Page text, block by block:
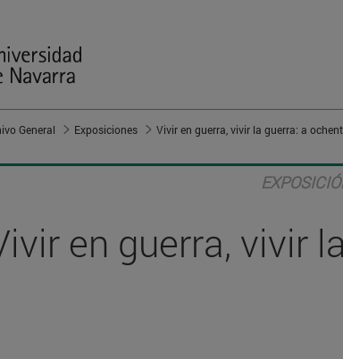
General Exposiciones
en guerra, vivir